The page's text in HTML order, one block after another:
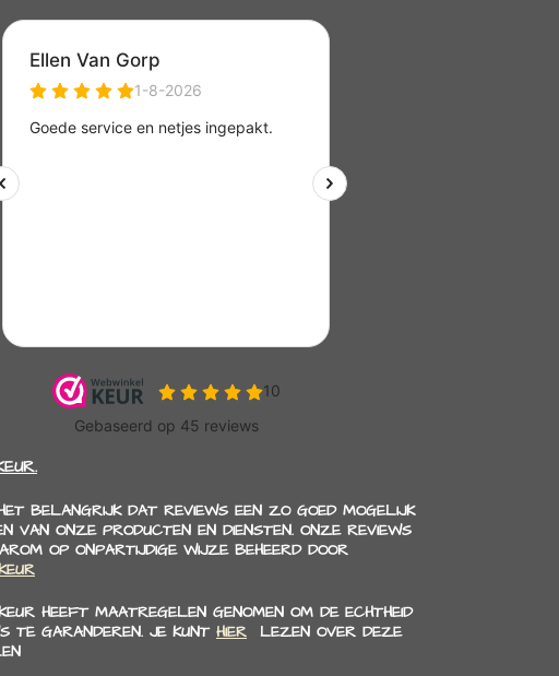
BELANGRIJK DAT REVIEWS EEN ZO GOED MOGELIJK
VAN ONZE PRODUCTEN EN DIENSTEN. ONZE REVIEWS
OP ONPARTIJDIGE WIJZE BEHEERD DOOR
HEEFT MAATREGELEN GENOMEN OM DE ECHTHEID
TE GARANDEREN. JE KUNT HIER LEZEN OVER DEZE